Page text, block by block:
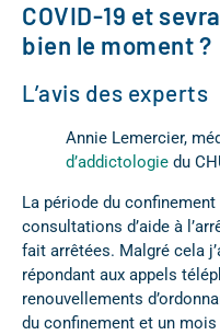
COVID-19 et
bien le moment ?
L’avis des experts
Annie Lemercier,
d’addictologie du
La période du confinement
consultations d’aide à
fait arrêtées. Malgré cela
répondant aux appels
renouvellements
du confinement et un